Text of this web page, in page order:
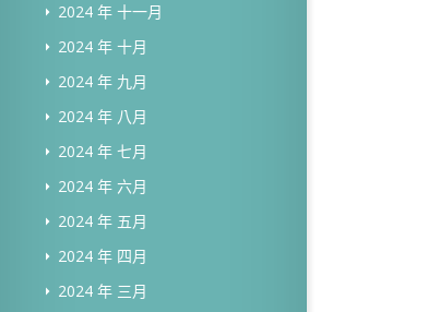
2024 年 十一月
2024 年 十月
2024 年 九月
2024 年 八月
2024 年 七月
2024 年 六月
2024 年 五月
2024 年 四月
2024 年 三月